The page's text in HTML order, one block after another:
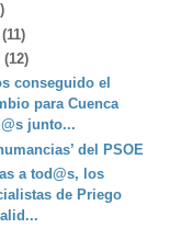
(11)
(12)
conseguido el
para Cuenca
junto...
del PSOE
a tod@s, los
de Priego